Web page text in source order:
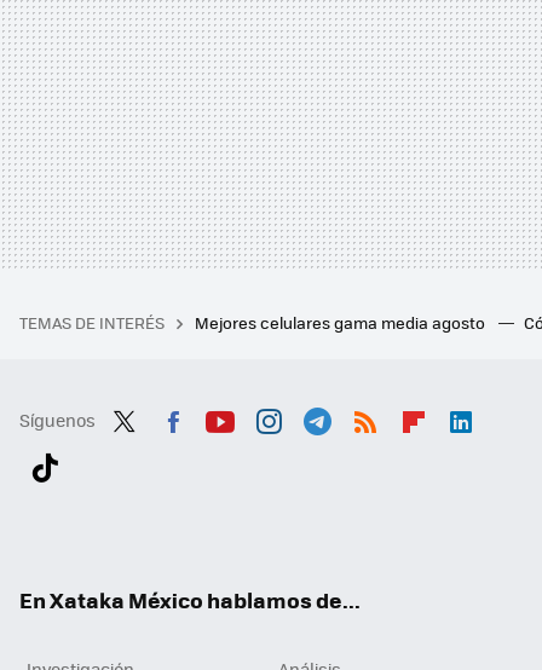
TEMAS DE INTERÉS Mejores celulares gama media agosto
Síguenos
En Xataka México hablamos de...